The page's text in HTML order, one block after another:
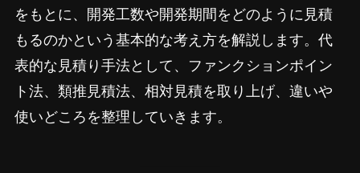
をもとに、開発工数や開発期間をどのように見積
もるのかという基本的な考え方を解説します。代
表的な見積り手法として、ファンクションポイン
ト法、類推見積法、相対見積を取り上げ、違いや
使いどころを整理していきます。